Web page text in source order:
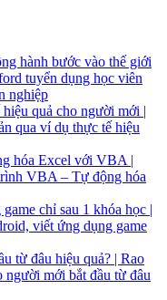
hành bước vào thế giới
tuyển dụng học viên
nghiệp
quả cho người mới |
qua ví dụ thực tế hiệu
hóa Excel với VBA |
VBA – Tự động hóa
chỉ sau 1 khóa học |
viết ứng dụng game
từ đâu hiệu quả? | Rao
mới bắt đầu từ đâu